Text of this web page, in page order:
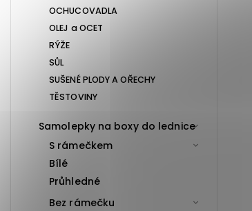
OCHUCOVADLA
OLEJ a OCET
RÝŽE
SŮL
SUŠENÉ PLODY A OŘECHY
TĚSTOVINY
Samolepky na boxy do lednice
S rámečkem
Bílé
Průhledné
Bez rámečku